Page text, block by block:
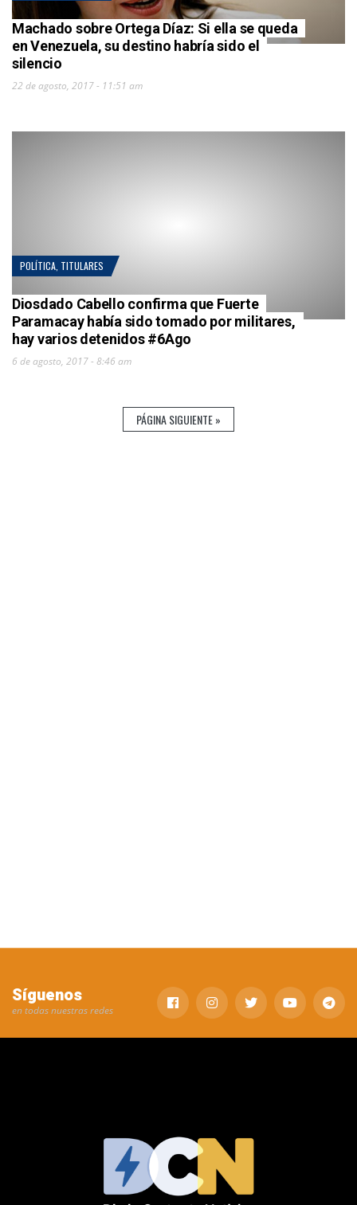
Machado sobre Ortega Díaz: Si ella se queda
en Venezuela, su destino habría sido el
silencio
22 de agosto, 2017 - 11:51 am
POLÍTICA, TITULARES
Diosdado Cabello confirma que Fuerte
Paramacay había sido tomado por militares,
hay varios detenidos #6Ago
6 de agosto, 2017 - 8:46 am
PÁGINA SIGUIENTE »
Síguenos
en todas nuestras redes